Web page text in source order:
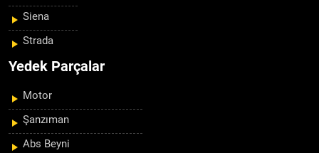
Siena
Strada
Yedek Parçalar
Motor
Şanzıman
Abs Beyni